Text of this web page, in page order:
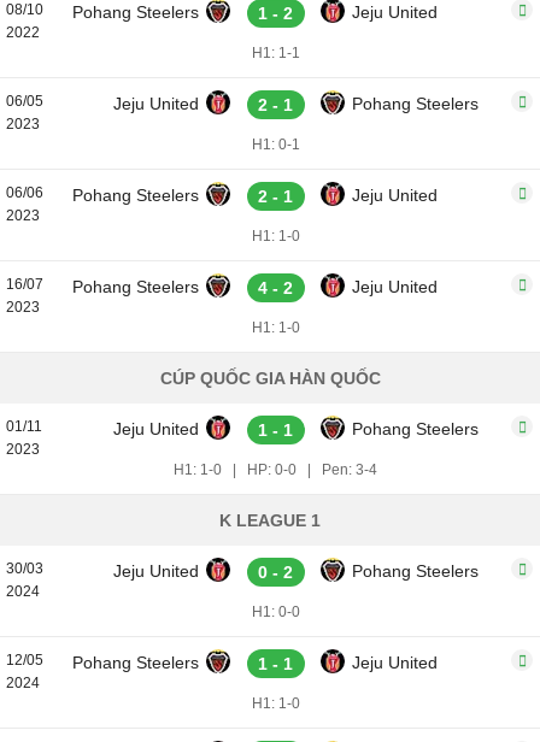
08/10
2022
Pohang Steelers 1 - 2 Jeju United
H1: 1-1
06/05
2023
Jeju United 2 - 1 Pohang Steelers
H1: 0-1
06/06
2023
Pohang Steelers 2 - 1 Jeju United
H1: 1-0
16/07
2023
Pohang Steelers 4 - 2 Jeju United
H1: 1-0
CÚP QUỐC GIA HÀN QUỐC
01/11
2023
Jeju United 1 - 1 Pohang Steelers
H1: 1-0 HP: 0-0 Pen: 3-4
K LEAGUE 1
30/03
2024
Jeju United 0 - 2 Pohang Steelers
H1: 0-0
12/05
2024
Pohang Steelers 1 - 1 Jeju United
H1: 1-0